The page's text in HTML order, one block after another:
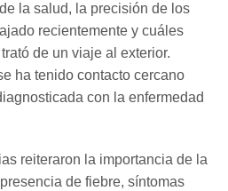
la salud, la precisión de los
recientemente y cuáles
de un viaje al exterior.
ha tenido contacto cercano
con la enfermedad
reiteraron la importancia de la
de fiebre, síntomas